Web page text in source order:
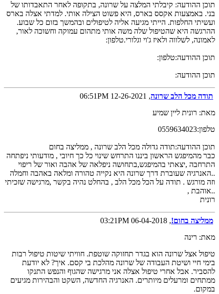
תוכן ההודעה: קיבלתי המלצה על שרונה, בתקופה לאחר התאבדותו של
בני. באמצעות אקסס בארס, היא פשוט הצילה אותי. למדתי אצלה בארס
ועשיתי החלפות. הייתי מגיעה אליה לטיפולים ובהמשך בזום כל שבוע.
ההרגשה היא שהטיפול שלה משה אותי מתהום עמוקה וחשוכה לאור,
לאמונה, לשלווה ולאיז ג'וי וגלורי.טלפון:
תוכן ההודעה:טלפון:
תוכן ההודעה:
תודה מכל הלב שרונה, 12-26-2021 06:51PM
מאת: רונית ליין שמיע
טלפון:0559634023
תוכן ההודעה:תודה גדולה מכל הלב שרונה , ממליצה בחום
כבר מהמיפגש הראשון ביננו התרחש שינוי כל כך חיובי , מודעותי ניפתחה
התרחבה ,יצאתי בהמיפגש,בתחושה ניפלאה של אהבה ואור של ריפוי
..האנרגיה שעוברת דרך שרונה היא נקייה טהורה ומלאה באהבה וחמלה
וזה מורגש . תודה על הכל מכל הלב , בהחלט נהיה בקשר ,מרגישה שזכיתי
..אוהבת ,
רונית
ממליצה בחום!, 06-04-2018 03:21PM
מאת: רינה
טיפול אצל שרונה הוא בגדר תחזוקה שוטפת. חוויתי שיטות טיפול רבות
בימי חיי ושיטת העבודה של שרונה מהלכת בי קסם. איך? לא יודעת
להסביר. אבל אחרי טיפול אצלה אני מרגישה שהגוף והנפש התנקו
ממתחים ומרעלים מיותרים. האנרגיה החדשה, השקט והבהירות מגיעים
במקום.